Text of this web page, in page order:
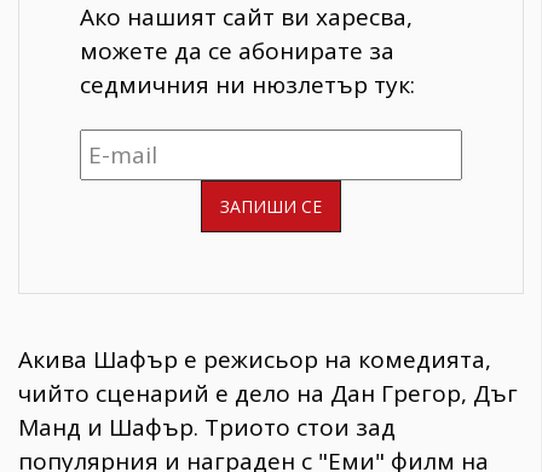
Ако нашият сайт ви харесва,
можете да се абонирате за
седмичния ни нюзлетър тук:
Акива Шафър е режисьор на комедията,
чийто сценарий е дело на Дан Грегор, Дъг
Манд и Шафър. Триото стои зад
популярния и награден с "Еми" филм на